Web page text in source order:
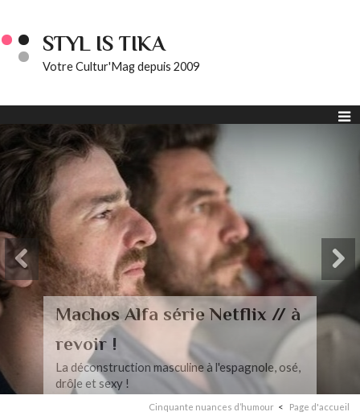
STYL IS TIKA
Votre Cultur'Mag depuis 2009
série Netflix // à
à l'espagnole, osé,
En
Entre coup de
retour à soi, Pio
Cinquante nuances d’humour Page d'accueil